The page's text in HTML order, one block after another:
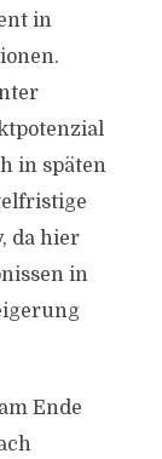
in
in späten
da hier
in
Ende